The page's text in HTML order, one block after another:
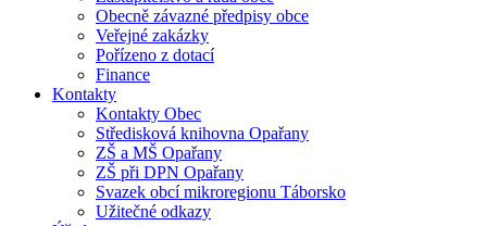
Obecně závazné předpisy obce
Veřejné zakázky
Pořízeno z dotací
Finance
Kontakty
Kontakty Obec
Středisková knihovna Opařany
ZŠ a MŠ Opařany
ZŠ při DPN Opařany
Svazek obcí mikroregionu Táborsko
Užitečné odkazy